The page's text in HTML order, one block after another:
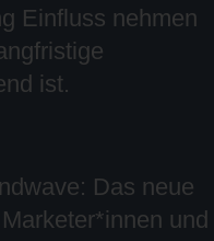
Einfluss nehmen
ist.